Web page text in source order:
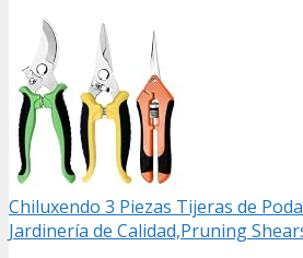
Chiluxendo 3 Piezas Tijeras de
Jardinería de Calidad,Pruning